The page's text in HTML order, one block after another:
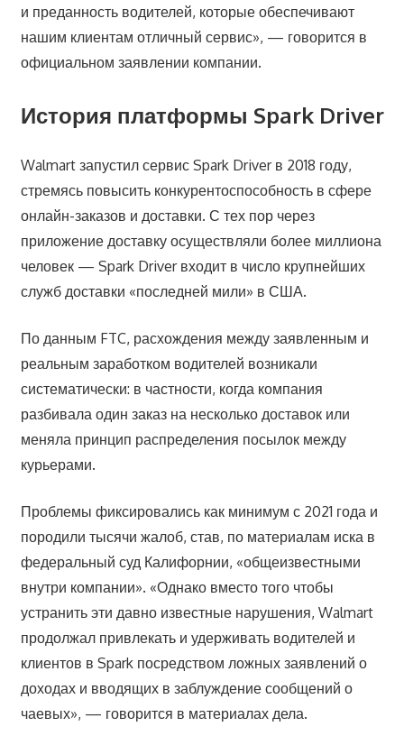
и преданность водителей, которые обеспечивают
нашим клиентам отличный сервис», — говорится в
официальном заявлении компании.
История платформы Spark Driver
Walmart запустил сервис Spark Driver в 2018 году,
стремясь повысить конкурентоспособность в сфере
онлайн-заказов и доставки. С тех пор через
приложение доставку осуществляли более миллиона
человек — Spark Driver входит в число крупнейших
служб доставки «последней мили» в США.
По данным FTC, расхождения между заявленным и
реальным заработком водителей возникали
систематически: в частности, когда компания
разбивала один заказ на несколько доставок или
меняла принцип распределения посылок между
курьерами.
Проблемы фиксировались как минимум с 2021 года и
породили тысячи жалоб, став, по материалам иска в
федеральный суд Калифорнии, «общеизвестными
внутри компании». «Однако вместо того чтобы
устранить эти давно известные нарушения, Walmart
продолжал привлекать и удерживать водителей и
клиентов в Spark посредством ложных заявлений о
доходах и вводящих в заблуждение сообщений о
чаевых», — говорится в материалах дела.